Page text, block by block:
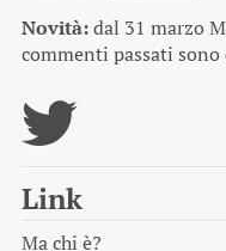
Novità:dal 31 marzo
commenti passati
Link
Ma chi è?